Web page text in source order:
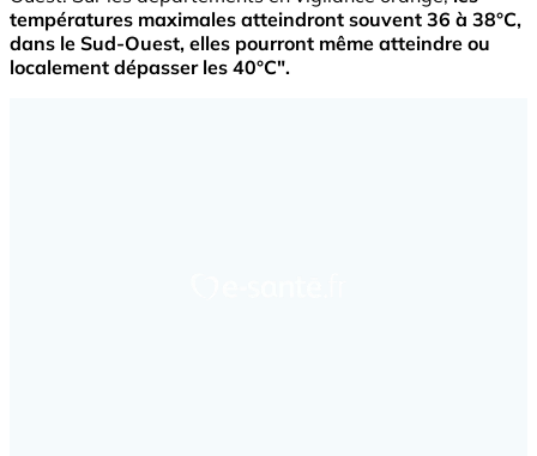
températures maximales atteindront souvent 36 à 38°C,
dans le Sud-Ouest, elles pourront même atteindre ou
localement dépasser les 40°C".